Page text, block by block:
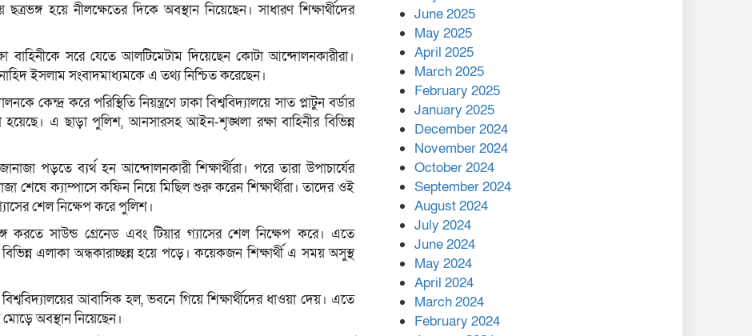
হয়ে নীলক্ষেতের দিকে অবস্থান নিয়েছেন। সাধারণ শিক্ষার্থীদের
সরে যেতে আলটিমেটাম দিয়েছেন কোটা আন্দোলনকারীরা।
ইসলাম সংবাদমাধ্যমকে এ তথ্য নিশ্চিত করেছেন।
কেন্দ্র করে পরিস্থিতি নিয়ন্ত্রণে ঢাকা বিশ্ববিদ্যালয়ে সাত প্লাটুন বর্ডার
হয়েছে। এ ছাড়া পুলিশ, আনসারসহ আইন-শৃঙ্খলা রক্ষা বাহিনীর বিভিন্ন
পড়তে ব্যর্থ হন আন্দোলনকারী শিক্ষার্থীরা। পরে তারা উপাচার্যের
শেষে ক্যাম্পাসে কফিন নিয়ে মিছিল শুরু করেন শিক্ষার্থীরা। তাদের ওই
শেল নিক্ষেপ করে পুলিশ।
করতে সাউন্ড গ্রেনেড এবং টিয়ার গ্যাসের শেল নিক্ষেপ করে। এতে
বিভিন্ন এলাকা অন্ধকারাচ্ছন্ন হয়ে পড়ে। কয়েকজন শিক্ষার্থী এ সময় অসুস্থ
আবাসিক হল, ভবনে গিয়ে শিক্ষার্থীদের ধাওয়া দেয়। এতে
মোড়ে অবস্থান নিয়েছেন।
এক বিলিয়ন ডলার বিনিয়োগ
হবে আনোয়ারায়
বান্দরবানে বন্যায় ক্ষতিগ্রস্তদের
মাঝে সহায়তা দিলেন সাচিং প্রু
জেরী
June 2025
May 2025
April 2025
March 2025
February 2025
January 2025
December 2024
November 2024
October 2024
September 2024
August 2024
July 2024
June 2024
May 2024
April 2024
March 2024
February 2024